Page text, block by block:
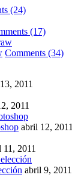
(24)
(17)
Comments (34)
2011
2011
abril 12, 2011
11, 2011
abril 9, 2011